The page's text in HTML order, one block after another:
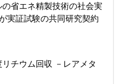
省エネ精製技術の社会実
実証試験の共同研究契約
チウム回収 －レアメタ